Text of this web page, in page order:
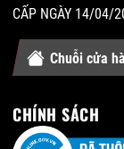
CẤP NGÀY 14/04/
Chuỗi cửa
CHÍNH SÁCH